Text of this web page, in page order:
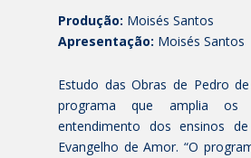
Produção: Moisés Santos
Apresentação: Moisés Santos
Estudo das Obras de Pedro
programa que amplia os
entendimento dos ensinos
Evangelho de Amor. “O